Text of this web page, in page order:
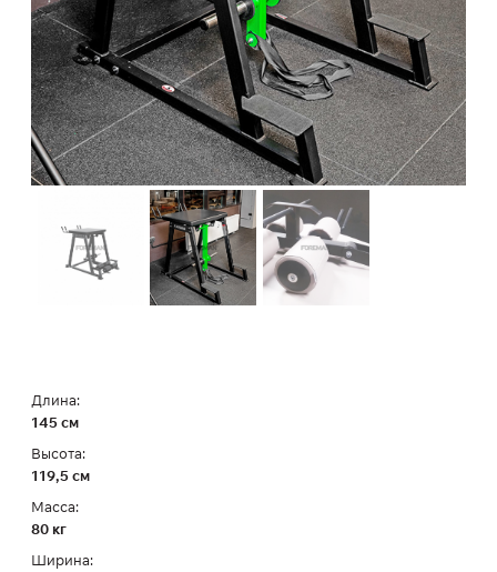
Длина:
145 см
Высота:
119,5 см
Масса:
80 кг
Ширина: